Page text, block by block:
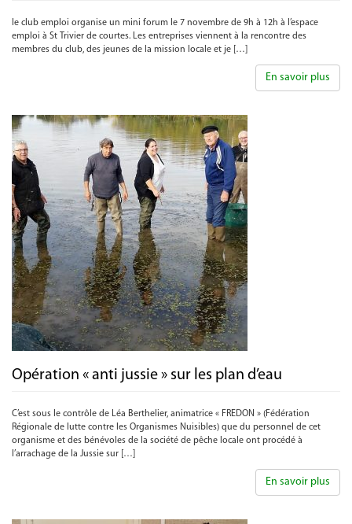
le club emploi organise un mini forum le 7 novembre de 9h à 12h à l’espace
emploi à St Trivier de courtes. Les entreprises viennent à la rencontre des
membres du club, des jeunes de la mission locale et je […]
En savoir plus
Opération « anti jussie » sur les plan d’eau
C’est sous le contrôle de Léa Berthelier, animatrice « FREDON » (Fédération
Régionale de lutte contre les Organismes Nuisibles) que du personnel de cet
organisme et des bénévoles de la société de pêche locale ont procédé à
l’arrachage de la Jussie sur […]
En savoir plus